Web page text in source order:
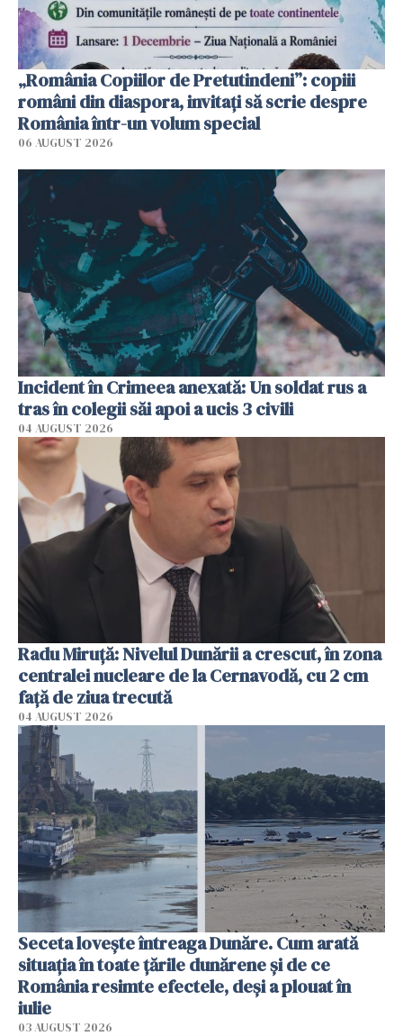
„România Copiilor de Pretutindeni”: copiii
români din diaspora, invitați să scrie despre
România într-un volum special
06 AUGUST 2026
Incident în Crimeea anexată: Un soldat rus a
tras în colegii săi apoi a ucis 3 civili
04 AUGUST 2026
Radu Miruţă: Nivelul Dunării a crescut, în zona
centralei nucleare de la Cernavodă, cu 2 cm
faţă de ziua trecută
04 AUGUST 2026
Seceta lovește întreaga Dunăre. Cum arată
situația în toate țările dunărene și de ce
România resimte efectele, deși a plouat în
iulie
03 AUGUST 2026